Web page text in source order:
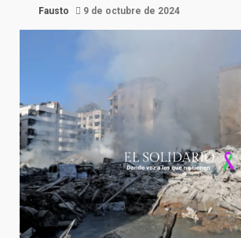
Fausto 9 de octubre de 2024